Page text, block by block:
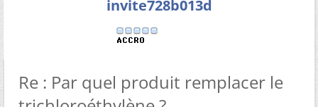
invite728b013d
Re : Par quel produit remplacer le